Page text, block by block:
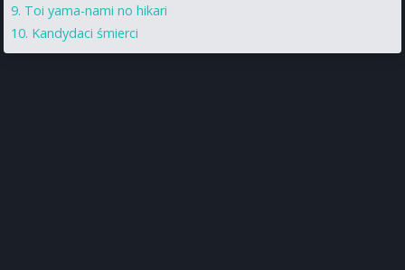
Toi yama-nami no hikari
Kandydaci śmierci